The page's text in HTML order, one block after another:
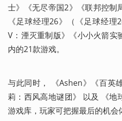
士》《无尽帝国2》《联邦控制
《足球经理26》（《足球经
V：湮灭重制版》《小小火箭实
内的21款游戏。
与此同时， 《Ashen》《百英
莉：西风高地谜团》 以及 《地
游戏库，玩家可把握最后的机会